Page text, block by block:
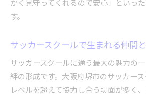
かく見守ってくれるので安心」といっ
す。
サッカースクールで生まれる仲間
サッカースクールに通う最大の魅力の
絆の形成です。大阪府堺市のサッカー
レベルを超えて協力し合う場面が多く